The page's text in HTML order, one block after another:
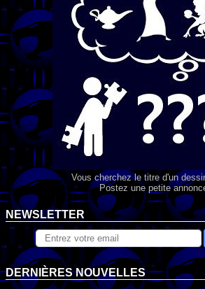
Vous cherchez le titre d'un
Postez une petite
NEWSLETTER
DERNIÈRES NOUVELLES